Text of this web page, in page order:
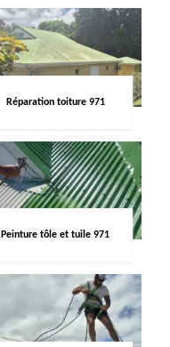
Réparation toiture 971
Peinture tôle et tuile 971